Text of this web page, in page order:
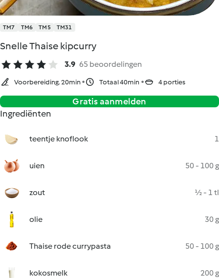
TM7 TM6 TM5 TM31
Snelle Thaise kipcurry
3.9 65 beoordelingen
Voorbereiding. 20min Totaal 40min 4 porties
Gratis aanmelden
Ingrediënten
teentje knoflook 1
uien 50 - 100 g
zout ½ - 1 tl
olie 30 g
Thaise rode currypasta 50 - 100 g
kokosmelk 200 g